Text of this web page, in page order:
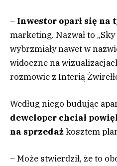
– Inwestor oparł się na
marketing. Nazwał to
wybrzmiały nawet w
widoczne na
rozmowie z Interią
Według niego budując
deweloper chciał
na sprzedażkosztem
– Może stwierdził, że to